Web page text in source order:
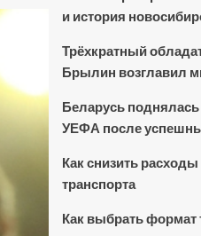
и история
Трёхкратный
Брылин возглавил
Беларусь поднялась
УЕФА после
Как снизить
транспорта
Как выбрать формат